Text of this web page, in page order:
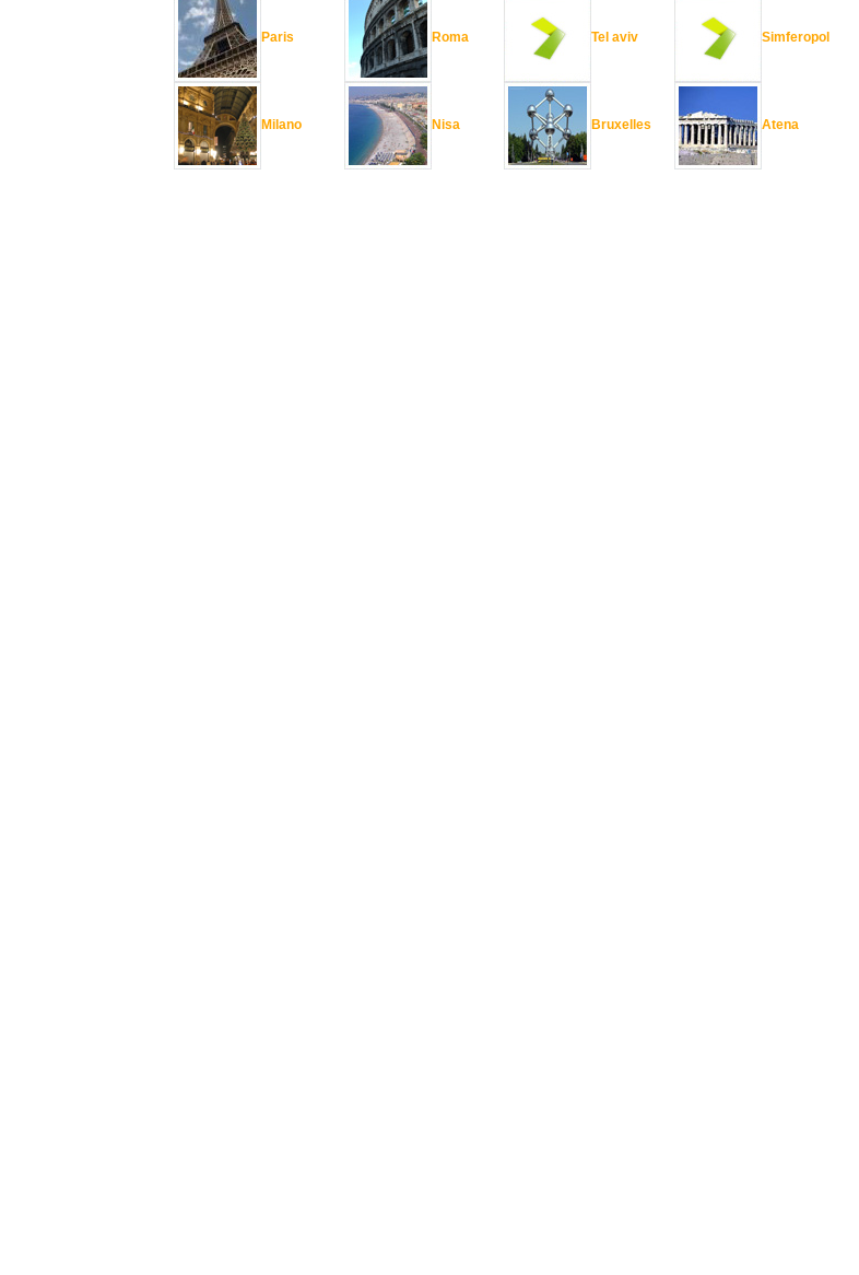
Paris
Milano
Roma
Nisa
Tel aviv
Bruxelles
Simferopol
Atena